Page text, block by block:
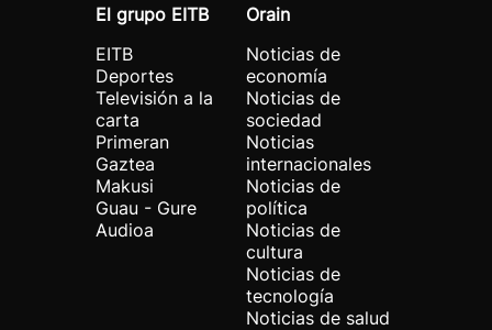
El grupo EITB
EITB
Deportes
Televisión a la
carta
Primeran
Gaztea
Makusi
Guau - Gure
Audioa
Orain
Noticias de
economía
Noticias de
sociedad
Noticias
internacionales
Noticias de
política
Noticias de
cultura
Noticias de
tecnología
Noticias de salud